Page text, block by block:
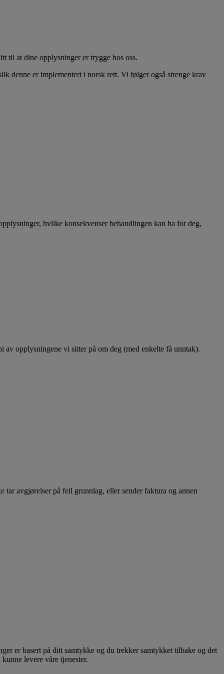
til at dine opplysninger er trygge hos oss.
denne er implementert i norsk rett. Vi følger også strenge krav
hvilke konsekvenser behandlingen kan ha for deg,
opplysningene vi sitter på om deg (med enkelte få unntak).
avgjørelser på feil grunnlag, eller sender faktura og annen
er basert på ditt samtykke og du trekker samtykket tilbake og det
levere våre tjenester.